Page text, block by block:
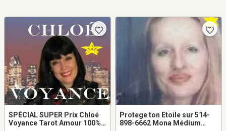
SPÉCIAL SUPER Prix Chloé
Voyance Tarot Amour 100%
Protege ton Etoile sur 514-
898-6662 Mona Médium